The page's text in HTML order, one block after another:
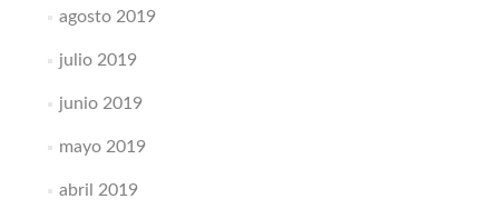
agosto 2019
julio 2019
junio 2019
mayo 2019
abril 2019